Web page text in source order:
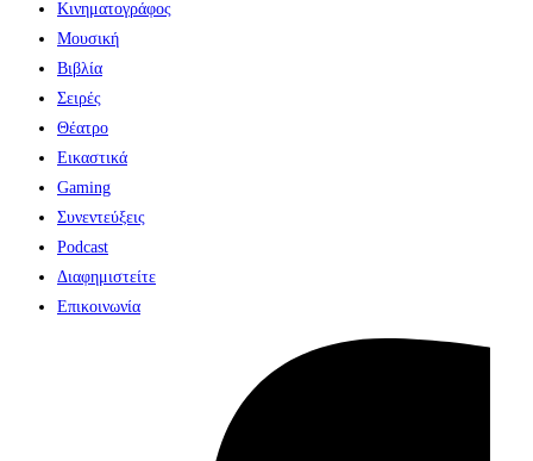
Κινηματογράφος
Μουσική
Βιβλία
Σειρές
Θέατρο
Εικαστικά
Gaming
Συνεντεύξεις
Podcast
Διαφημιστείτε
Επικοινωνία